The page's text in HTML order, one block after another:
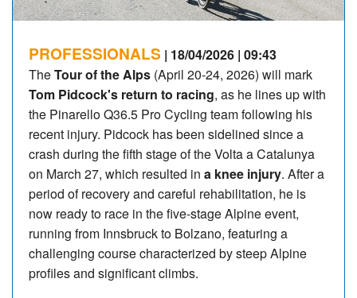
PROFESSIONALS | 18/04/2026 | 09:43
TheTour of the Alps (April 20-24, 2026) will mark
Tom Pidcock's return to racing, as he lines up with
the Pinarello Q36.5 Pro Cycling team following his
recent injury. Pidcock has been sidelined since a
crash during the fifth stage of the Volta a Catalunya
on March 27, which resulted in a knee injury. After a
period of recovery and careful rehabilitation, he is
now ready to race in the five-stage Alpine event,
running from Innsbruck to Bolzano, featuring a
challenging course characterized by steep Alpine
profiles and significant climbs.